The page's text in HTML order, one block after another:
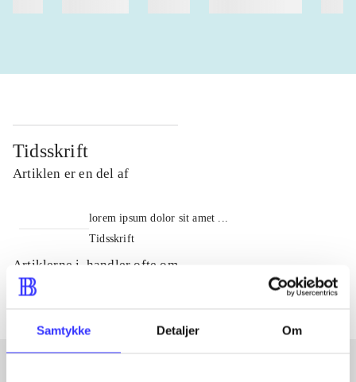
Samtykke Detaljer Om
Tidsskrift
Artiklen er en del af
lorem ipsum dolor sit amet ...
Tidsskrift
Artiklerne i handler ofte om